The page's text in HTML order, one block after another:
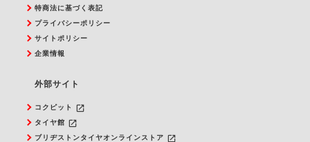
特商法に基づく表記
プライバシーポリシー
サイトポリシー
企業情報
外部サイト
コクピット launch
タイヤ館 launch
ブリヂストンタイヤオンラインストア launch